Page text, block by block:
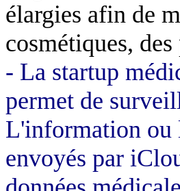
élargies afin de
cosmétiques,
- La startup
permet de
L'information ou
envoyés par